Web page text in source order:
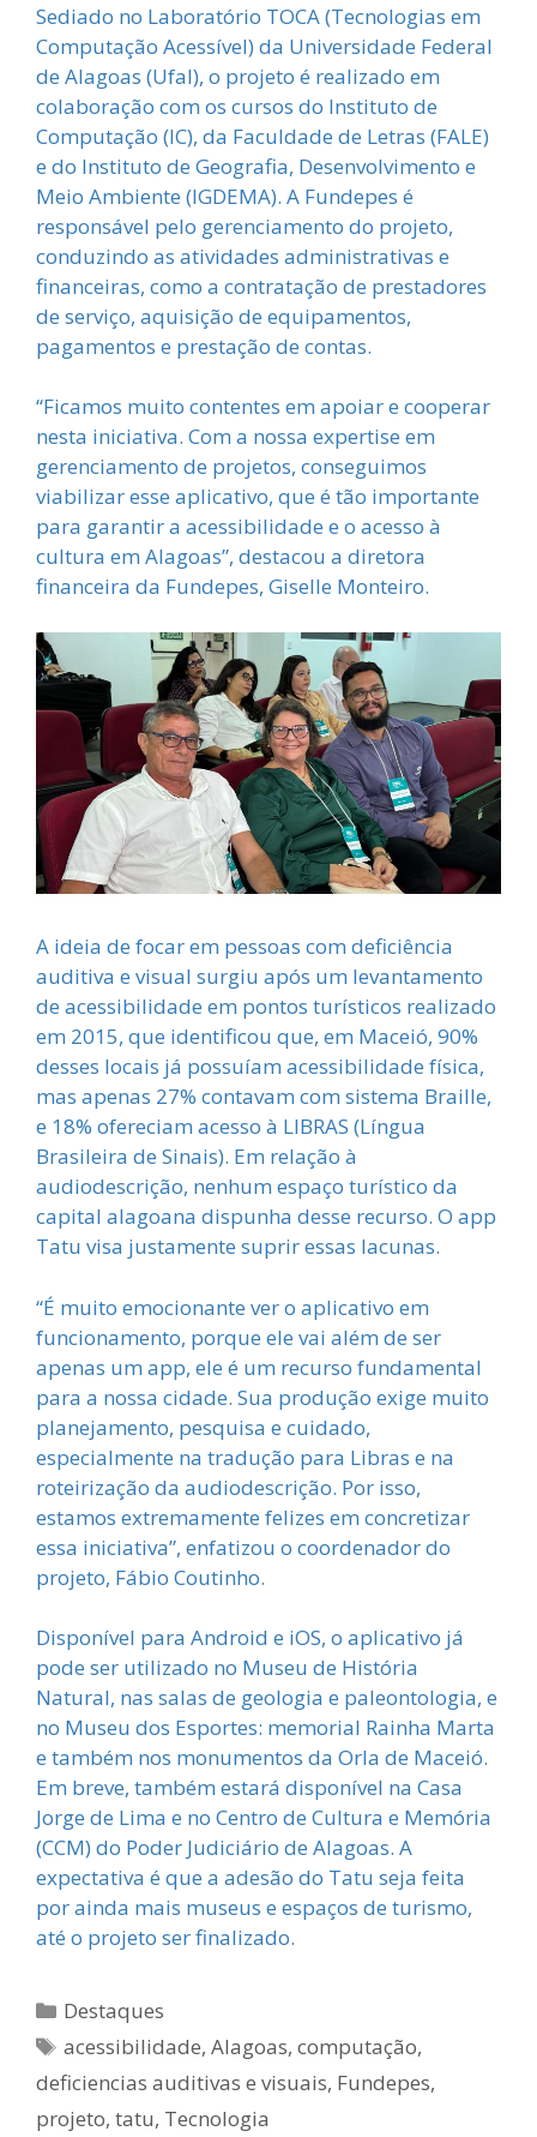
Sediado no Laboratório TOCA (Tecnologias em
Computação Acessível) da Universidade Federal
de Alagoas (Ufal), o projeto é realizado em
colaboração com os cursos do Instituto de
Computação (IC), da Faculdade de Letras (FALE)
e do Instituto de Geografia, Desenvolvimento e
Meio Ambiente (IGDEMA). A Fundepes é
responsável pelo gerenciamento do projeto,
conduzindo as atividades administrativas e
financeiras, como a contratação de prestadores
de serviço, aquisição de equipamentos,
pagamentos e prestação de contas.
“Ficamos muito contentes em apoiar e cooperar
nesta iniciativa. Com a nossa expertise em
gerenciamento de projetos, conseguimos
viabilizar esse aplicativo, que é tão importante
para garantir a acessibilidade e o acesso à
cultura em Alagoas”, destacou a diretora
financeira da Fundepes, Giselle Monteiro.
A ideia de focar em pessoas com deficiência
auditiva e visual surgiu após um levantamento
de acessibilidade em pontos turísticos realizado
em 2015, que identificou que, em Maceió, 90%
desses locais já possuíam acessibilidade física,
mas apenas 27% contavam com sistema Braille,
e 18% ofereciam acesso à LIBRAS (Língua
Brasileira de Sinais). Em relação à
audiodescrição, nenhum espaço turístico da
capital alagoana dispunha desse recurso. O app
Tatu visa justamente suprir essas lacunas.
“É muito emocionante ver o aplicativo em
funcionamento, porque ele vai além de ser
apenas um app, ele é um recurso fundamental
para a nossa cidade. Sua produção exige muito
planejamento, pesquisa e cuidado,
especialmente na tradução para Libras e na
roteirização da audiodescrição. Por isso,
estamos extremamente felizes em concretizar
essa iniciativa”, enfatizou o coordenador do
projeto, Fábio Coutinho.
Disponível para Android e iOS, o aplicativo já
pode ser utilizado no Museu de História
Natural, nas salas de geologia e paleontologia, e
no Museu dos Esportes: memorial Rainha Marta
e também nos monumentos da Orla de Maceió.
Em breve, também estará disponível na Casa
Jorge de Lima e no Centro de Cultura e Memória
(CCM) do Poder Judiciário de Alagoas. A
expectativa é que a adesão do Tatu seja feita
por ainda mais museus e espaços de turismo,
até o projeto ser finalizado.
Categorias
Destaques
Tags
acessibilidade,Alagoas,computação,
deficiencias auditivas e visuais, Fundepes,
projeto, tatu, Tecnologia